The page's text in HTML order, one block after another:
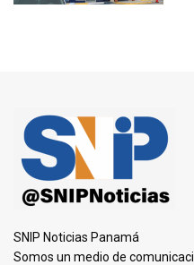
SNIP Noticias Panamá
Somos un medio de